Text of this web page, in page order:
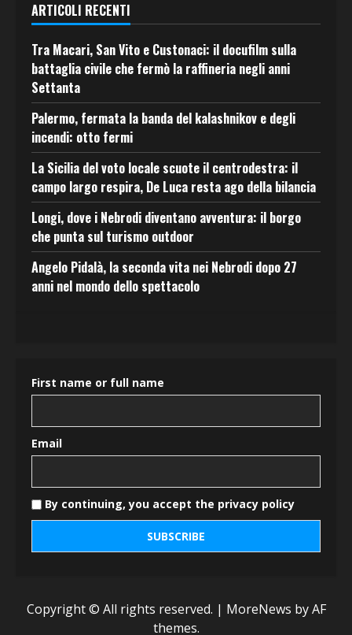
ARTICOLI RECENTI
Tra Macari, San Vito e Custonaci: il docufilm sulla
battaglia civile che fermò la raffineria negli anni
Settanta
Palermo, fermata la banda del kalashnikov e degli
incendi: otto fermi
La Sicilia del voto locale scuote il centrodestra: il
campo largo respira, De Luca resta ago della bilancia
Longi, dove i Nebrodi diventano avventura: il borgo
che punta sul turismo outdoor
Angelo Pidalà, la seconda vita nei Nebrodi dopo 27
anni nel mondo dello spettacolo
First name or full name
Email
By continuing, you accept the privacy policy
Copyright © All rights reserved. | MoreNews by AF
themes.